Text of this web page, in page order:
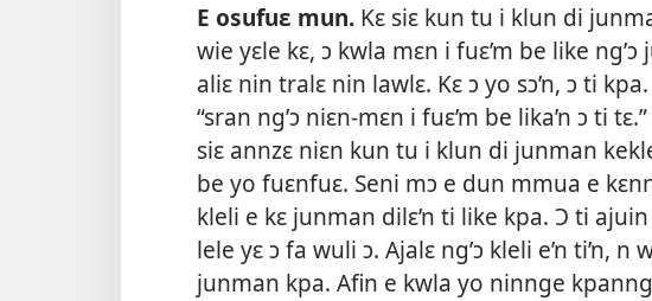
E osufuɛ mun. Kɛ siɛ kun tu i klun di
wie yɛle kɛ, ɔ kwla mɛn i fuɛ’m be like ng’ɔ
aliɛ nin tralɛ nin lawlɛ. Kɛ ɔ yo sɔ’n, ɔ ti
“sran ng’ɔ niɛn-mɛn i fuɛ’m be lika’n ɔ ti tɛ.”
siɛ annzɛ niɛn kun tu i klun di junman
be yo fuɛnfuɛ. Seni mɔ e dun mmua e
kleli e kɛ junman dilɛ’n ti like kpa. Ɔ ti
lele yɛ ɔ fa wuli ɔ. Ajalɛ ng’ɔ kleli e’n ti’n,
junman kpa. Afin e kwla yo ninnge